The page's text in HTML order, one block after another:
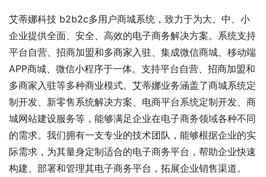
艾蒂娜科技 b2b2c多用户商城系统，致力于为大、中、小
企业提供全面、安全、高效的电子商务解决方案。系统支持
平台自营、招商加盟和多商家入驻、集成微信商城、移动端
APP商城、微信小程序于一体。支持平台自营、招商加盟和
多商家入驻等多种商业模式。艾蒂娜业务涵盖了商城系统定
制开发、新零售系统解决方案、电商平台系统定制开发、商
城网站建设服务等，能够满足企业在电子商务领域各种不同
的需求。我们拥有一支专业的技术团队，能够根据企业的实
际需求，为其量身定制适合的电子商务平台，帮助企业快速
构建、部署和管理其电子商务平台，拓展企业销售渠道。